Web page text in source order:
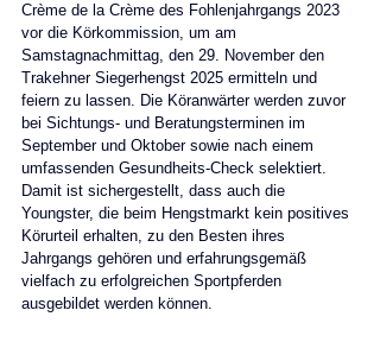
Crème de la Crème des Fohlenjahrgangs 2023
vor die Körkommission, um am
Samstagnachmittag, den 29. November den
Trakehner Siegerhengst 2025 ermitteln und
feiern zu lassen. Die Köranwärter werden zuvor
bei Sichtungs- und Beratungsterminen im
September und Oktober sowie nach einem
umfassenden Gesundheits-Check selektiert.
Damit ist sichergestellt, dass auch die
Youngster, die beim Hengstmarkt kein positives
Körurteil erhalten, zu den Besten ihres
Jahrgangs gehören und erfahrungsgemäß
vielfach zu erfolgreichen Sportpferden
ausgebildet werden können.